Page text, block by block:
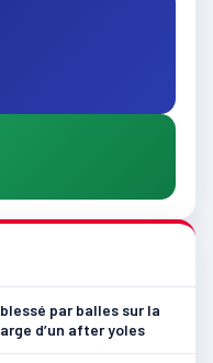
par balles sur la
d’un after yoles